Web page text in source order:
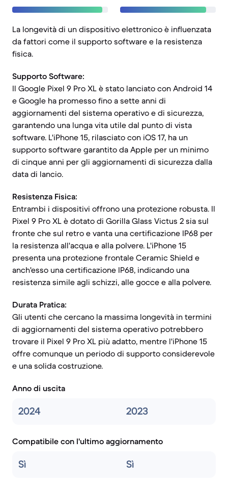
La longevità di un dispositivo elettronico è influenzata
da fattori come il supporto software e la resistenza
fisica.
Supporto Software:
Il Google Pixel 9 Pro XL è stato lanciato con Android 14
e Google ha promesso fino a sette anni di
aggiornamenti del sistema operativo e di sicurezza,
garantendo una lunga vita utile dal punto di vista
software. L'iPhone 15, rilasciato con iOS 17, ha un
supporto software garantito da Apple per un minimo
di cinque anni per gli aggiornamenti di sicurezza dalla
data di lancio.
Resistenza Fisica:
Entrambi i dispositivi offrono una protezione robusta. Il
Pixel 9 Pro XL è dotato di Gorilla Glass Victus 2 sia sul
fronte che sul retro e vanta una certificazione IP68 per
la resistenza all'acqua e alla polvere. L'iPhone 15
presenta una protezione frontale Ceramic Shield e
anch'esso una certificazione IP68, indicando una
resistenza simile agli schizzi, alle gocce e alla polvere.
Durata Pratica:
Gli utenti che cercano la massima longevità in termini
di aggiornamenti del sistema operativo potrebbero
trovare il Pixel 9 Pro XL più adatto, mentre l'iPhone 15
offre comunque un periodo di supporto considerevole
e una solida costruzione.
Anno di uscita
2024 2023
Compatibile con l'ultimo aggiornamento
Sì Sì